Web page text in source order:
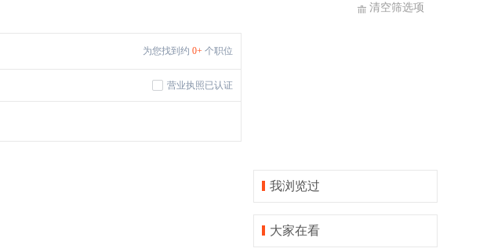
清空筛选项
为您找到约 0+ 个职位
营业执照已认证
我浏览过
大家在看